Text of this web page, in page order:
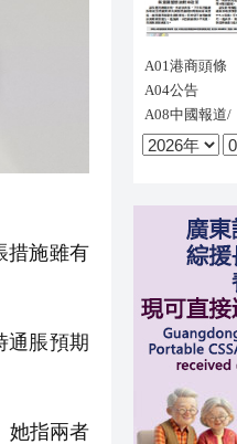
措施雖有
通脹預期
她指兩者